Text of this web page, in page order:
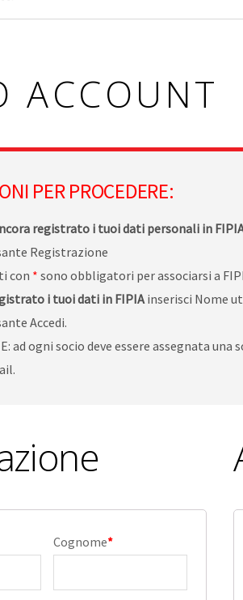
ACCOUNT
PER PROCEDERE:
registrato i tuoi dati personali in
Registrazione
con * sono obbligatori per associarsi a
i tuoi dati in FIPIAinserisci Nome
Accedi.
ad ogni socio deve essere assegnata
Cognome*